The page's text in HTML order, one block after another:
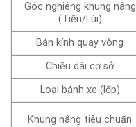
Góc nghiêng khung nâng
(Tiến/Lùi)
Bán kính quay vòng
Chiều dài cơ sở
Loại bánh xe (lốp)
Khung nâng tiêu chuẩn